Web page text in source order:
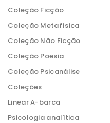
Coleção Ficção
Coleção Metafísica
Coleção Não Ficção
Coleção Poesia
Coleção Psicanálise
Coleções
Linear A-barca
Psicologia analítica